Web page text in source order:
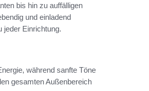
bis hin zu auffälligen
und einladend
jeder Einrichtung.
während sanfte Töne
gesamten Außenbereich